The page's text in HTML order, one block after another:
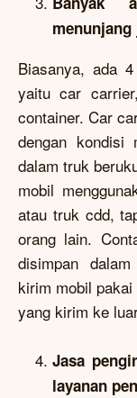
Biasanya, ada
yaitu car
container. Car
dengan kondisi
dalam truk
mobil
atau truk cdd,
orang lain.
disimpan
kirim mobil
yang kirim ke
Jasa
layanan